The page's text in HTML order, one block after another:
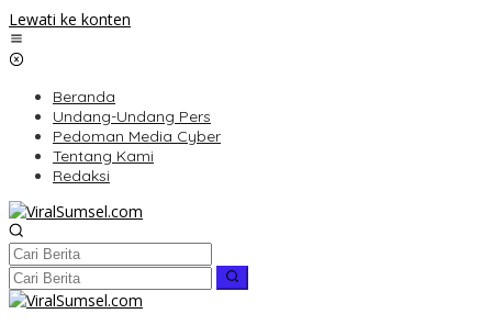
Lewati ke konten
Beranda
Undang-Undang Pers
Pedoman Media Cyber
Tentang Kami
Redaksi